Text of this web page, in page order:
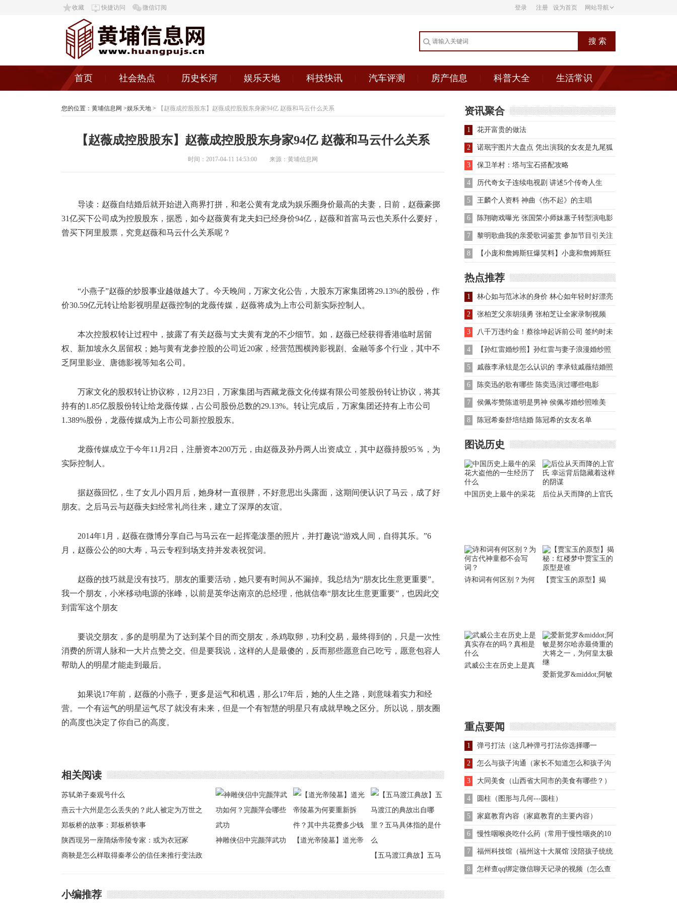
收藏 快捷访问 微信订阅 登录 注册 设为首页 网站导航
首页 社会热点 历史长河 娱乐天地 科技快讯 汽车评测 房产信息 科普大全 生活常识
您的位置： 黄埔信息网 >娱乐天地 > 【赵薇成控股股东】赵薇成控股股东身家94亿 赵薇和马云什么关系
【赵薇成控股股东】赵薇成控股股东身家94亿 赵薇和马云什么关系
时间：2017-04-11 14:53:00 来源：黄埔信息网
导读：赵薇自结婚后就开始进入商界打拼，和老公黄有龙成为娱乐圈身价最高的夫妻，日前，赵薇豪掷
31亿买下公司成为控股股东，据悉，如今赵薇黄有龙夫妇已经身价94亿，赵薇和首富马云也关系什么要好，
曾买下阿里股票，究竟赵薇和马云什么关系呢？
“小燕子”赵薇的炒股事业越做越大了。今天晚间，万家文化公告，大股东万家集团将29.13%的股份，作
价30.59亿元转让给影视明星赵薇控制的龙薇传媒，赵薇将成为上市公司新实际控制人。
本次控股权转让过程中，披露了有关赵薇与丈夫黄有龙的不少细节。如，赵薇已经获得香港临时居留
权、新加坡永久居留权；她与黄有龙参控股的公司近20家，经营范围横跨影视剧、金融等多个行业，其中不
乏阿里影业、唐德影视等知名公司。
万家文化的股权转让协议称，12月23日，万家集团与西藏龙薇文化传媒有限公司签股份转让协议，将其
持有的1.85亿股股份转让给龙薇传媒，占公司股份总数的29.13%。转让完成后，万家集团还持有上市公司
1.389%股份，龙薇传媒成为上市公司新控股股东。
龙薇传媒成立于今年11月2日，注册资本200万元，由赵薇及孙丹两人出资成立，其中赵薇持股95％，为
实际控制人。
据赵薇回忆，生了女儿小四月后，她身材一直很胖，不好意思出头露面，这期间便认识了马云，成了好
朋友。之后马云与赵薇夫妇经常礼尚往来，建立了深厚的友谊。
2014年1月，赵薇在微博分享自己与马云在一起挥毫泼墨的照片，并打趣说“游戏人间，自得其乐。”6
月，赵薇公公的80大寿，马云专程到场支持并发表祝贺词。
赵薇的技巧就是没有技巧。朋友的重要活动，她只要有时间从不漏掉。我总结为“朋友比生意更重要”。
我一个朋友，小米移动电源的张峰，以前是英华达南京的总经理，他就信奉“朋友比生意更重要”，也因此交
到雷军这个朋友
要说交朋友，多的是明星为了达到某个目的而交朋友，杀鸡取卵，功利交易，最终得到的，只是一次性
消费的所谓人脉和一大片点赞之交。但是要我说，这样的人是最傻的，反而那些愿意自己吃亏，愿意包容人
帮助人的明星才能走到最后。
如果说17年前，赵薇的小燕子，更多是运气和机遇，那么17年后，她的人生之路，则意味着实力和经
营。一个有运气的明星运气尽了就没有未来，但是一个有智慧的明星只有成就早晚之区分。所以说，朋友圈
的高度也决定了你自己的高度。
相关阅读
苏轼弟子秦观号什么
燕云十六州是怎么丢失的？此人被定为万世之
罪人！
郑板桥的故事：郑板桥轶事
陕西现另一座隋炀帝陵专家：或为衣冠冢
商鞅是怎么样取得秦孝公的信任来推行变法政
神雕侠侣中完颜萍武功
【道光帝陵墓】道光帝
【五马渡江典故】五马
小编推荐
资讯聚合
1 花开富贵的做法
2 诺珉宇图片大盘点 凭出演我的女友是九尾狐
获新星奖
3 保卫羊村：塔与宝石搭配攻略
4 历代奇女子连续电视剧 讲述5个传奇人生
5 王麟个人资料 神曲《伤不起》的主唱
6 陈翔吻戏曝光 张国荣小师妹蕙子转型演电影
与陈翔演吻戏
7 黎明歌曲我的亲爱歌词鉴赏 参加节目引关注
8 【小庞和詹姆斯狂爆笑料】小庞和詹姆斯狂
爆笑料 揭秘狗狗猩猩大
热点推荐
1 林心如与范冰冰的身价 林心如年轻时好漂亮
2 张柏芝父亲胡须勇 张柏芝让全家录制视频
3 八千万违约金！蔡徐坤起诉前公司 签约时未
满18岁
4 【孙红雷婚纱照】孙红雷与妻子浪漫婚纱照
曝光
5 戚薇李承铉是怎么认识的 李承铉戚薇结婚照
甜蜜动人
6 陈奕迅的歌有哪些 陈奕迅演过哪些电影
7 侯佩岑赞陈道明是男神 侯佩岑婚纱照唯美
8 陈冠希秦舒培结婚 陈冠希的女友名单
图说历史
中国历史上最牛的采花
后位从天而降的上官氏
诗和词有何区别？为何
【贾宝玉的原型】揭
武威公主在历史上是真
爱新觉罗&middot;阿敏
重点要闻
1 弹弓打法（这几种弹弓打法你选择哪一
种？）
2 怎么与孩子沟通（家长不知道怎么和孩子沟
通）
3 大同美食（山西省大同市的美食有哪些？）
4 圆柱（图形与几何---圆柱）
5 家庭教育内容（家庭教育的主要内容）
6 慢性咽喉炎吃什么药（常用于慢性咽炎的10
种中成药）
7 福州科技馆（福州这十大展馆 没陪孩子统统
去一遍的话）
8 怎样查qq绑定微信聊天记录的视频（怎么查